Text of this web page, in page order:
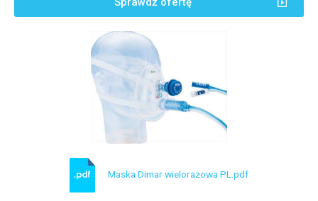
Maska Dimar wielorazowa PL.pdf